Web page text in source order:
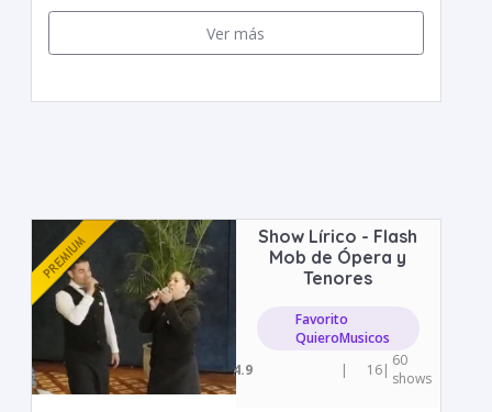
Ver más
Show Lírico - Flash
Mob de Ópera y
Tenores
Favorito
QuieroMusicos
4.9
| 16| 60
shows